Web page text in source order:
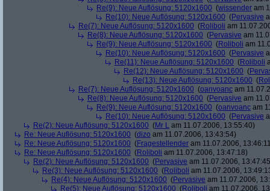
Re(9): Neue Auflösung: 5120x1600 (wissender am
Re(10): Neue Auflösung: 5120x1600 (Pervasive
Re(7): Neue Auflösung: 5120x1600 (Roliboli am
Re(8): Neue Auflösung: 5120x1600 (Pervasive am
Re(9): Neue Auflösung: 5120x1600 (Roliboli am
Re(10): Neue Auflösung: 5120x1600 (Pervasive
Re(11): Neue Auflösung: 5120x1600 (Roliboli
Re(12): Neue Auflösung: 5120x1600 (
Re(13): Neue Auflösung: 5120x1600 (
Re(7): Neue Auflösung: 5120x1600 (oanvoanc am
Re(8): Neue Auflösung: 5120x1600 (Pervasive am
Re(9): Neue Auflösung: 5120x1600 (oanvoanc am
Re(10): Neue Auflösung: 5120x1600 (Pervasive
Re(2): Neue Auflösung: 5120x1600 (Mr L am 11.07.2006, 13:55:40)
Re: Neue Auflösung: 5120x1600 (dizo am 11.07.2006, 13:43:54)
Re: Neue Auflösung: 5120x1600 (Fragestellender am 11.07.2006,
Re: Neue Auflösung: 5120x1600 (Roliboli am 11.07.2006, 13:47:18)
Re(2): Neue Auflösung: 5120x1600 (Pervasive am 11.07.2006,
Re(3): Neue Auflösung: 5120x1600 (Roliboli am 11.07.2006,
Re(4): Neue Auflösung: 5120x1600 (Pervasive am 11.07.2006,
Re(5): Neue Auflösung: 5120x1600 (Roliboli am 11.07.2006,